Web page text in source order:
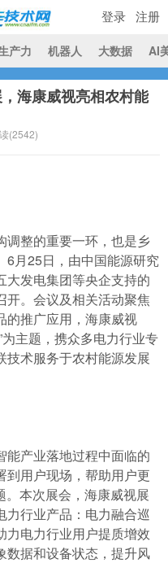
产力 机器人 大数据 AI
登录 注册
海康威视亮相农村能
(2542)
调整的重要一环，也是乡
6月25日，由中国能源研究
大发电集团等央企支持的
开。会议及相关活动聚焦
的推广应用，海康威视
主题，携众多电力行业专
技术服务于农村能源发展
能产业落地过程中面临的
到用户现场，帮助用户更
本次展会，海康威视展
行业产品：电力融合巡
力电力行业用户提质增效
数据和设备状态，提升风